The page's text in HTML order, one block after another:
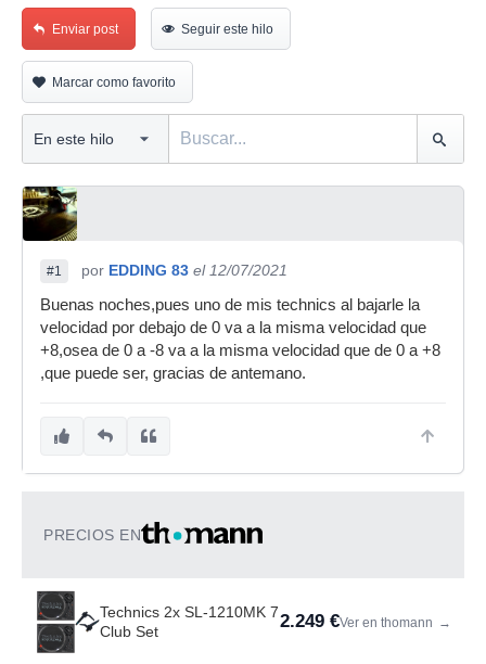
Enviar post Seguir este hilo
Marcar como favorito
#1 por EDDING 83 el 12/07/2021
Buenas noches,pues uno de mis technics al bajarle la
velocidad por debajo de 0 va a la misma velocidad que
+8,osea de 0 a -8 va a la misma velocidad que de 0 a +8
,que puede ser, gracias de antemano.
PRECIOS EN
Technics 2x SL-1210MK 7
Club Set
2.249 €Ver en thomann →